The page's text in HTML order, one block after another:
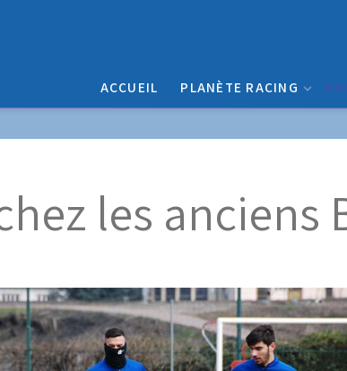
ACCUEIL PLANÈTE RACING
les anciens